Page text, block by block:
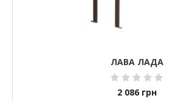
ЛАВА ЛАДА
2 086 грн